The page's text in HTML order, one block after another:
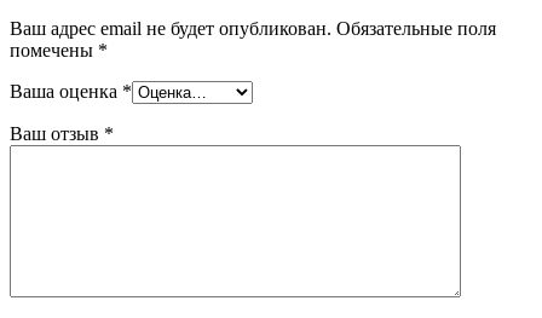
Ваш адрес email не будет опубликован. Обязательные поля
помечены *
Ваша оценка *
Ваш отзыв *